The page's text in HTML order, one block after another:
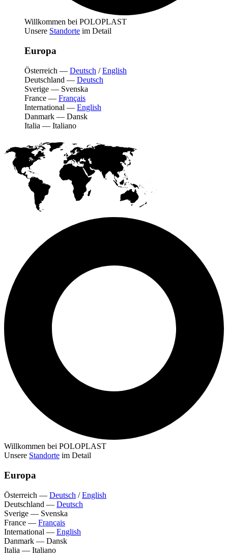
Willkommen bei POLOPLAST
Unsere Standorte im Detail
Europa
Österreich — Deutsch /English
Deutschland — Deutsch
Sverige — Svenska
France — Français
International — English
Danmark — Dansk
Italia — Italiano
Willkommen bei POLOPLAST
Unsere Standorte im Detail
Europa
Österreich — Deutsch /English
Deutschland — Deutsch
Sverige — Svenska
France — Français
International — English
Danmark — Dansk
Italia — Italiano